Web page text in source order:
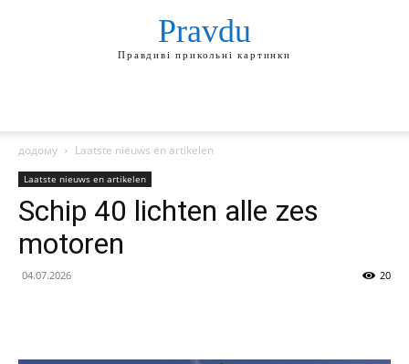
Pravdu
Правдиві прикольні картинки
додому Laatste nieuws en artikelen
Laatste nieuws en artikelen
Schip 40 lichten alle zes
motoren
04.07.2026 20